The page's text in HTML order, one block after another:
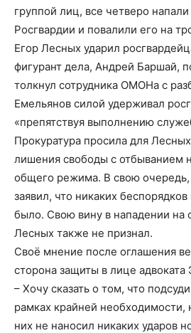
группой лиц, все четверо напали
Росгвардии и повалили его на
Егор Лесных ударил
фигурант дела, Андрей Баршай,
толкнул сотрудника ОМОНа с
Емельянов силой удерживал
«препятствуя выполнению
Прокуратура просила для
лишения свободы с отбыванием
общего режима. В свою очередь,
заявил, что никаких
было. Свою вину в нападении на
Лесных также не признал.
Своё мнение после оглашения
сторона защиты в лице адвоката
– Хочу сказать о том, что
рамках крайней необходимости,
них не наносил никаких ударов